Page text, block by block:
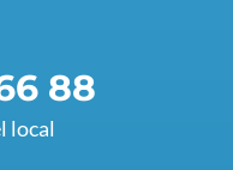
88
local